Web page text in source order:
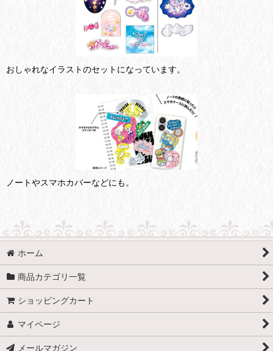
おしゃれなイラストのセットになっています。
ノートやスマホカバーなどにも。
ホーム
商品カテゴリ一覧
ショッピングカート
マイページ
メールマガジン